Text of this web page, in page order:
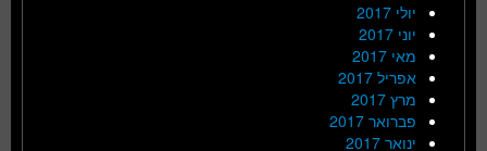
יולי 2017
יוני 2017
מאי 2017
אפריל 2017
מרץ 2017
פברואר 2017
ינואר 2017